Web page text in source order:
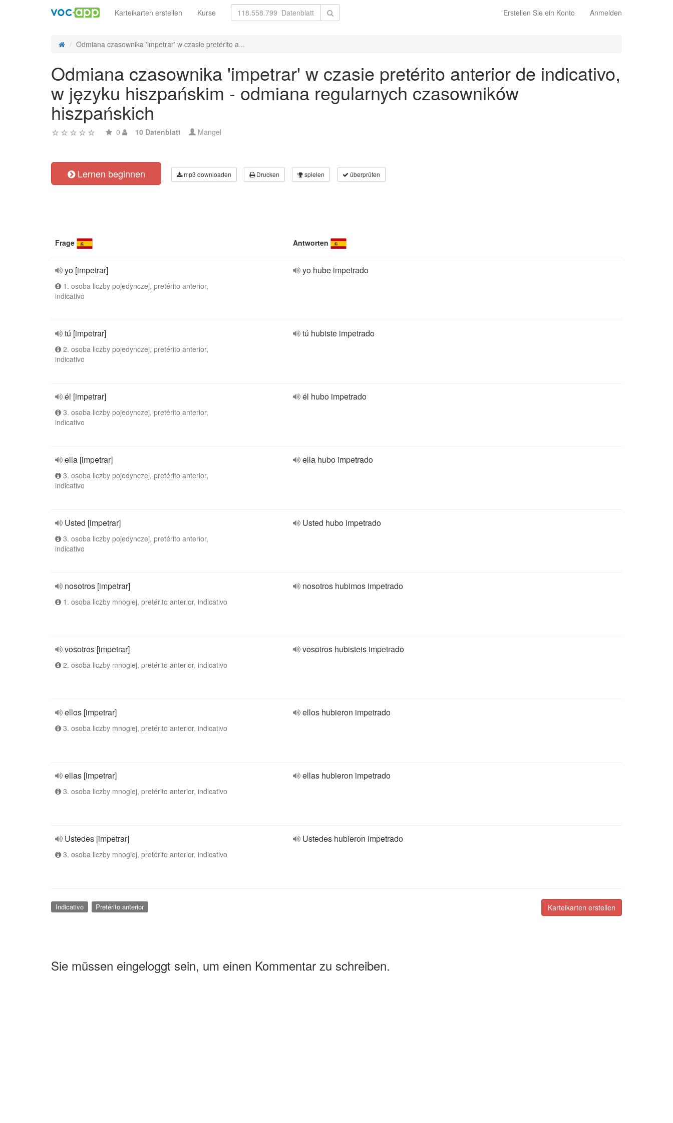
Erstellen Sie ein Konto Anmelden
Karteikarten erstellen Kurse
Odmiana czasownika 'impetrar' w czasie pretérito a...
Odmiana czasownika 'impetrar' w czasie pretérito anterior de indicativo,
w języku hiszpańskim - odmiana regularnych czasowników
hiszpańskich
0 10 Datenblatt Mangel
Lernen beginnen mp3 downloaden Drucken spielen überprüfen
Frage Antworten
yo [impetrar]
1. osoba liczby pojedynczej, pretérito anterior,
indicativo
yo hube impetrado
tú [impetrar]
2. osoba liczby pojedynczej, pretérito anterior,
indicativo
tú hubiste impetrado
él [impetrar]
3. osoba liczby pojedynczej, pretérito anterior,
indicativo
él hubo impetrado
ella [impetrar]
3. osoba liczby pojedynczej, pretérito anterior,
indicativo
ella hubo impetrado
Usted [impetrar]
3. osoba liczby pojedynczej, pretérito anterior,
indicativo
Usted hubo impetrado
nosotros [impetrar]
1. osoba liczby mnogiej, pretérito anterior, indicativo
nosotros hubimos impetrado
vosotros [impetrar]
2. osoba liczby mnogiej, pretérito anterior, indicativo
vosotros hubisteis impetrado
ellos [impetrar]
3. osoba liczby mnogiej, pretérito anterior, indicativo
ellos hubieron impetrado
ellas [impetrar]
3. osoba liczby mnogiej, pretérito anterior, indicativo
ellas hubieron impetrado
Ustedes [impetrar]
3. osoba liczby mnogiej, pretérito anterior, indicativo
Ustedes hubieron impetrado
Karteikarten erstellen
Indicativo Pretérito anterior
Sie müssen eingeloggt sein, um einen Kommentar zu schreiben.